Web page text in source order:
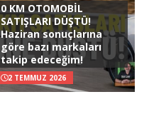
0 KM OTOMOBİL
SATIŞLARI DÜŞTÜ!
Haziran sonuçlarına
göre bazı markaları
takip edeceğim!
2 TEMMUZ 2026